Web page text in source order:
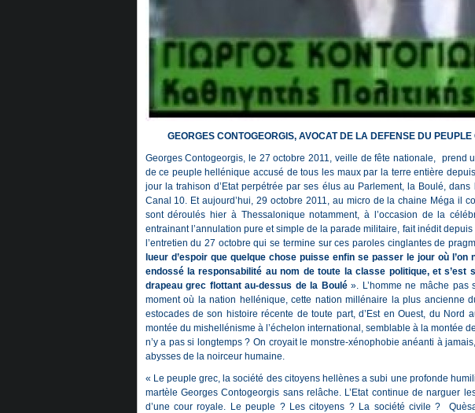
GEORGES CONTOGEORGIS, AVOCAT DE LA DEFENSE DU
Georges Contogeorgis, le 27 octobre 2011, veille de fête nationale, prend
de ce peuple hellénique accusé de tous les maux par la terre entière
jour la trahison d’Etat perpétrée par ses élus au Parlement, la Boulé,
Canal 10. Et aujourd’hui, 29 octobre 2011, au micro de la chaine Méga il
sont déroulés hier à Thessalonique notamment, à l’occasion de la
entrainant l’annulation pure et simple de la parade militaire, fait inédit
l’entretien du 27 octobre qui se termine sur ces paroles cinglantes de
lueur d’espoir que quelque chose puisse enfin se passer le jour où l’on
endossé la responsabilité au nom de toute la classe politique, et s’est
drapeau grec flottant au-dessus de la Boulé». L’homme ne mâche
moment où la nation hellénique, cette nation millénaire la plus ancienne
estocades de son histoire récente de toute part, d’Est en Ouest, du Nord
montée du mishellénisme à l’échelon international, semblable à la montée
n’y a pas si longtemps ? On croyait le monstre-xénophobie anéanti à
abysses de la noirceur humaine.
« Le peuple grec, la société des citoyens hellènes a subi une profonde
martèle Georges Contogeorgis sans relâche. L’Etat continue de narguer
d’une cour royale. Le peuple ? Les citoyens ? La société civile ?